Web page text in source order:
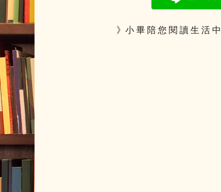
》小 畢 陪 您 閱 讀 生 活